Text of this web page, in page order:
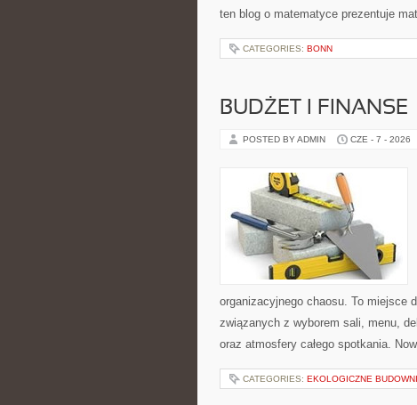
ten blog o matematyce prezentuje
CATEGORIES: BONN
BUDŻET I FINANSE
POSTED BY ADMIN CZE - 7 - 2026
organizacyjnego chaosu. To miejsce
związanych z wyborem sali, menu,
oraz atmosfery całego spotkania.
CATEGORIES: EKOLOGICZNE